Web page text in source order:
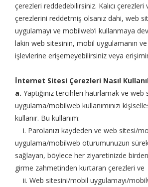
çerezleri reddedebilirsiniz. Kalıcı
çerezlerini reddetmiş olsanız dahi, web
uygulamayı ve mobilweb’i kullanmaya
lakin web sitesinin, mobil uygulamanın
işlevlerine erişemeyebilirsiniz veya
İnternet Sitesi Çerezleri Nasıl
a. Yaptığınız tercihleri hatırlamak ve
uygulama/mobilweb kullanımınızı
kullanır. Bu kullanım:
i. Parolanızı kaydeden ve web sitesi/
uygulama/mobilweb oturumunuzun
sağlayan, böylece her ziyaretinizde
girme zahmetinden kurtaran çerezleri ve
ii. Web sitesini/mobil uygulamayı/